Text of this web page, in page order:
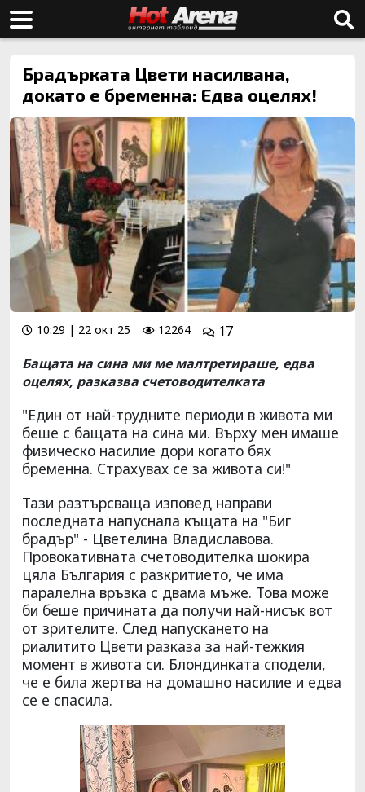
Брадърката Цвети насилвана,
докато е бременна: Едва оцелях!
10:29 | 22 окт 25 12264
17
Бащата на сина ми ме малтретираше, едва
оцелях, разказва счетоводителката
"Един от най-трудните периоди в живота ми
беше с бащата на сина ми. Върху мен имаше
физическо насилие дори когато бях
бременна. Страхувах се за живота си!"
Тази разтърсваща изповед направи
последната напуснала къщата на "Биг
брадър" - Цветелина Владиславова.
Провокативната счетоводителка шокира
цяла България с разкритието, че има
паралелна връзка с двама мъже. Това може
би беше причината да получи най-нисък вот
от зрителите. След напускането на
риалитито Цвети разказа за най-тежкия
момент в живота си. Блондинката сподели,
че е била жертва на домашно насилие и едва
се е спасила.